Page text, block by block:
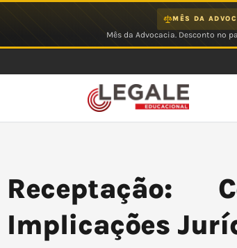
MÊS DA
Mês da Advocacia. Desconto no
Receptação:
Implicações